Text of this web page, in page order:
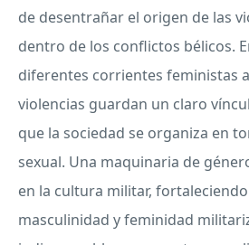
de desentrañar el origen de las
dentro de los conflictos bélicos.
diferentes corrientes feministas
violencias guardan un claro
que la sociedad se organiza en
sexual. Una maquinaria de
en la cultura militar,
masculinidad y feminidad